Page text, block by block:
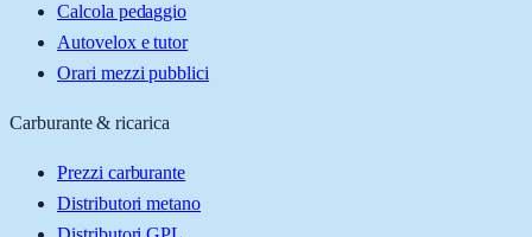
Calcola pedaggio
Autovelox e tutor
Orari mezzi pubblici
Carburante & ricarica
Prezzi carburante
Distributori metano